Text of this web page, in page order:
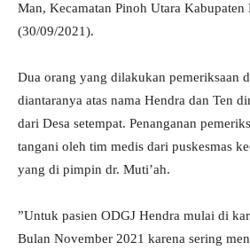
Man, Kecamatan Pinoh Utara
(30/09/2021).
Dua orang yang dilakukan pemeriksaan
diantaranya atas nama Hendra dan Ten
dari Desa setempat. Penanganan
tangani oleh tim medis dari puskesmas
yang di pimpin dr. Muti’ah.
”Untuk pasien ODGJ Hendra mulai di
Bulan November 2021 karena sering